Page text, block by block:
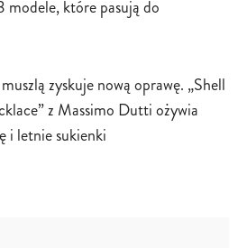
modele, które pasują do
zyskuje nową oprawę. „Shell
z Massimo Dutti ożywia
i letnie sukienki